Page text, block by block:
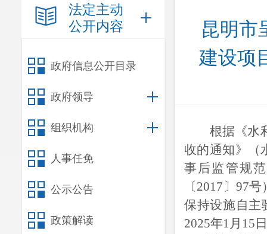
法定主动
公开内容
政府信息公开目录
政府领导
组织机构
人事任免
公示公告
政策解读
昆明市
建设项
根据《水
收的通知》（
事后监管规
〔2017〕97
保持设施自主
2025年1 月 15